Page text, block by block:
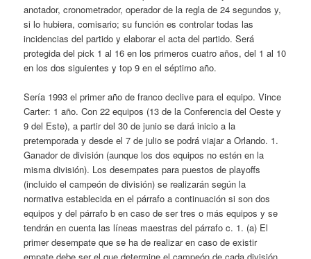
anotador, cronometrador, operador de la regla de 24 segundos y,
si lo hubiera, comisario; su función es controlar todas las
incidencias del partido y elaborar el acta del partido. Será
protegida del pick 1 al 16 en los primeros cuatro años, del 1 al 10
en los dos siguientes y top 9 en el séptimo año.
Sería 1993 el primer año de franco declive para el equipo. Vince
Carter: 1 año. Con 22 equipos (13 de la Conferencia del Oeste y
9 del Este), a partir del 30 de junio se dará inicio a la
pretemporada y desde el 7 de julio se podrá viajar a Orlando. 1.
Ganador de división (aunque los dos equipos no estén en la
misma división). Los desempates para puestos de playoffs
(incluido el campeón de división) se realizarán según la
normativa establecida en el párrafo a continuación si son dos
equipos y del párrafo b en caso de ser tres o más equipos y se
tendrán en cuenta las líneas maestras del párrafo c. 1. (a) El
primer desempate que se ha de realizar en caso de existir